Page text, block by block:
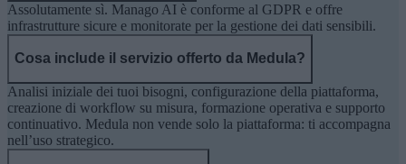
Assolutamente sì. Manago AI è conforme al GDPR e offre
infrastrutture sicure e monitorate per la gestione dei dati sensibili.
Cosa include il servizio offerto da Medula?
Analisi iniziale dei tuoi bisogni, configurazione della piattaforma,
creazione di workflow su misura, formazione operativa e supporto
continuativo. Medula non vende solo la piattaforma: ti accompagna
nell’uso strategico.